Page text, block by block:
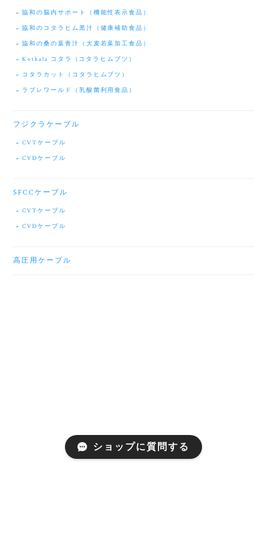
協和の脳内サポート（機能性表示食品）
協和のコタラヒム黒汁（健康補助食品）
協和の桑の葉青汁（大麦若葉加工食品）
Kothala コタラ（コタラヒムブツ）
コタラカット（コタラヒムブツ）
ラブレワールド（乳酸菌利用食品）
フジクラケーブル
CVTケーブル
CVDケーブル
SFCCケーブル
CVTケーブル
CVDケーブル
高圧用ケーブル
ショップに質問する